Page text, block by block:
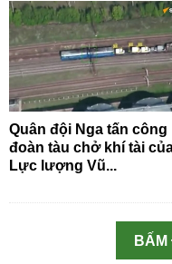
Quân đội Nga tấn công
đoàn tàu chở khí tài
Lực lượng Vũ...
BẤM